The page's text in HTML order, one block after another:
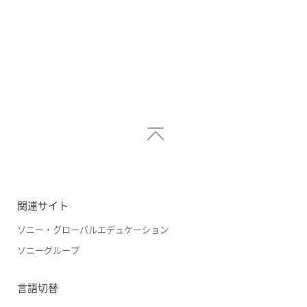
関連サイト
ソニー・グローバルエデュケーション
ソニーグループ
言語切替